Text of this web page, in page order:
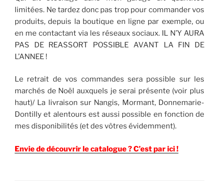
limitées. Ne tardez donc pas trop pour commander vos
produits, depuis la boutique en ligne par exemple, ou
en me contactant via les réseaux sociaux. IL N’Y AURA
PAS DE REASSORT POSSIBLE AVANT LA FIN DE
L’ANNEE !
Le retrait de vos commandes sera possible sur les
marchés de Noël auxquels je serai présente (voir plus
haut)/ La livraison sur Nangis, Mormant, Donnemarie-
Dontilly et alentours est aussi possible en fonction de
mes disponibilités (et des vôtres évidemment).
Envie de découvrir le catalogue ? C’est par ici !